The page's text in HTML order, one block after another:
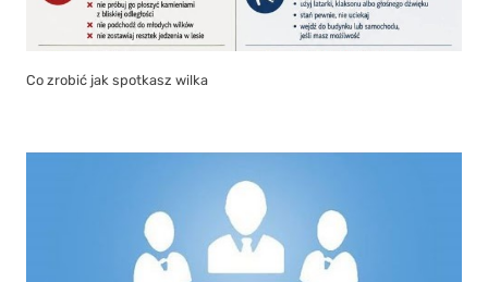
Co zrobić jak spotkasz wilka